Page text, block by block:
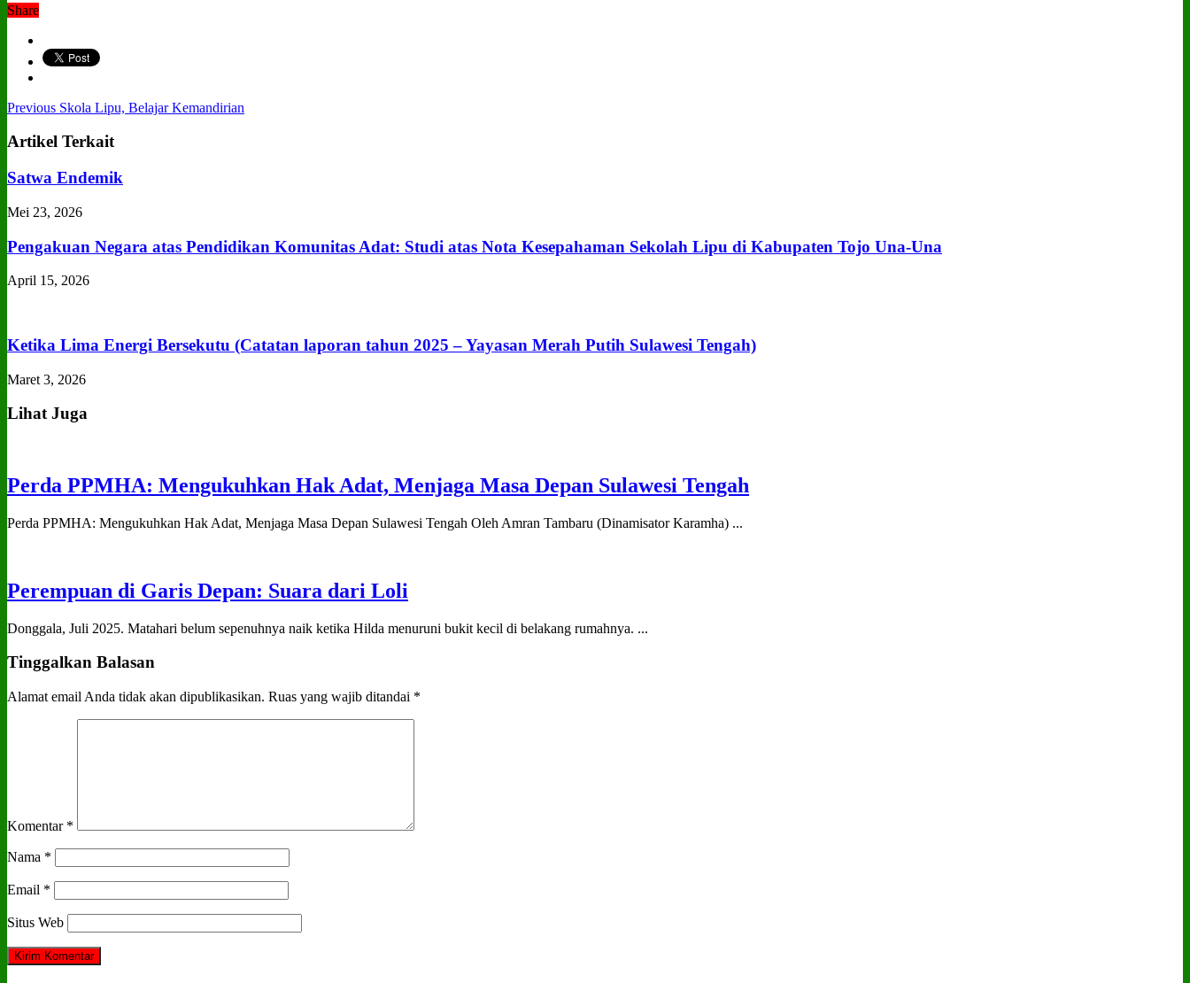
Share
Previous Skola Lipu, Belajar Kemandirian
Artikel Terkait
Satwa Endemik
Mei 23, 2026
Pengakuan Negara atas Pendidikan Komunitas Adat: Studi atas Nota Kesepahaman Sekolah Lipu di Kabupaten Tojo Una‑Una
April 15, 2026
Ketika Lima Energi Bersekutu (Catatan laporan tahun 2025 – Yayasan Merah Putih Sulawesi Tengah)
Maret 3, 2026
Lihat Juga
Perda PPMHA: Mengukuhkan Hak Adat, Menjaga Masa Depan Sulawesi Tengah
Perda PPMHA: Mengukuhkan Hak Adat, Menjaga Masa Depan Sulawesi Tengah Oleh Amran Tambaru (Dinamisator Karamha) ...
Perempuan di Garis Depan: Suara dari Loli
Donggala, Juli 2025. Matahari belum sepenuhnya naik ketika Hilda menuruni bukit kecil di belakang rumahnya. ...
Tinggalkan Balasan
Alamat email Anda tidak akan dipublikasikan. Ruas yang wajib ditandai *
Komentar *
Nama *
Email *
Situs Web